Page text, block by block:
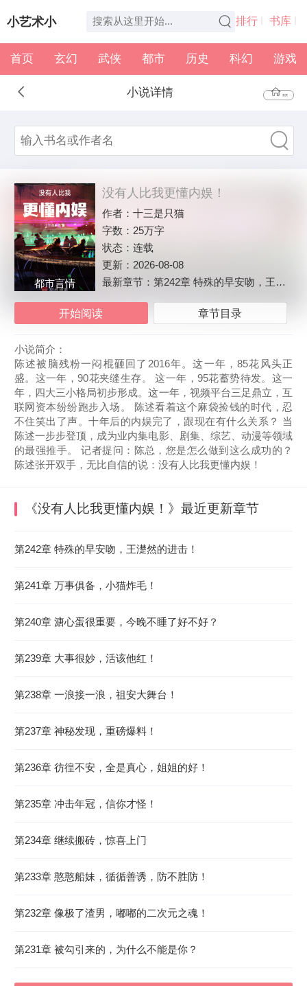
小艺术小
说
排行 书库
全本 书架
首页 玄幻 武侠 都市 历史 科幻 游戏
小说详情 首页
都市言情
没有人比我更懂内娱！
作者：十三是只猫
字数： 25万字
状态：连载
更新： 2026-08-08
最新章节：第242章 特殊的早安吻，王濋然的进击！
开始阅读 章节目录
小说简介：
陈述被脑残粉一闷棍砸回了2016年。这一年，85花风头正
盛。这一年，90花夹缝生存。 这一年，95花蓄势待发。这一
年，四大三小格局初步形成。这一年，视频平台三足鼎立，互
联网资本纷纷跑步入场。 陈述看着这个麻袋捡钱的时代，忍
不住笑出了声。十年后的内娱完了，跟现在有什么关系？ 当
陈述一步步登顶，成为业内集电影、剧集、综艺、动漫等领域
的最强推手。 记者提问：陈总，您是怎么做到这么成功的？
陈述张开双手，无比自信的说：没有人比我更懂内娱！
《没有人比我更懂内娱！》 最近更新章节
第242章 特殊的早安吻，王濋然的进击！
第241章 万事俱备，小猫炸毛！
第240章 溏心蛋很重要，今晚不睡了好不好？
第239章 大事很妙，活该他红！
第238章 一浪接一浪，祖安大舞台！
第237章 神秘发现，重磅爆料！
第236章 彷徨不安，全是真心，姐姐的好！
第235章 冲击年冠，信你才怪！
第234章 继续搬砖，惊喜上门
第233章 憨憨船妹，循循善诱，防不胜防！
第232章 像极了渣男，嘟嘟的二次元之魂！
第231章 被勾引来的，为什么不能是你？